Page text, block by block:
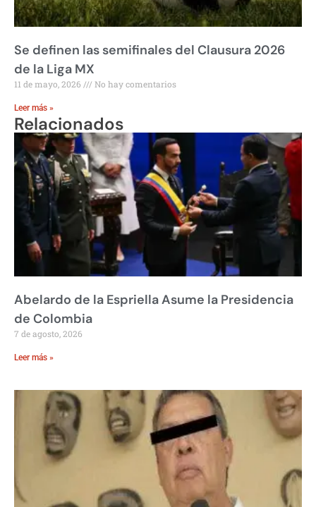
Se definen las semifinales del Clausura 2026
de la Liga MX
11 de mayo, 2026 No hay comentarios
Leer más »
Relacionados
Abelardo de la Espriella Asume la Presidencia
de Colombia
7 de agosto, 2026
Leer más »